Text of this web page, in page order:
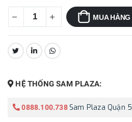
MUA HÀNG
CHIA SẺ:
HỆ THỐNG SAM PLAZA:
0888.100.738 Sam Plaza Quận 5